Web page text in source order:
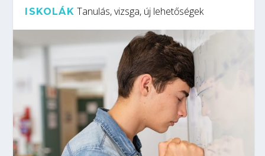
ISKOLÁK Tanulás, vizsga, új lehetőségek